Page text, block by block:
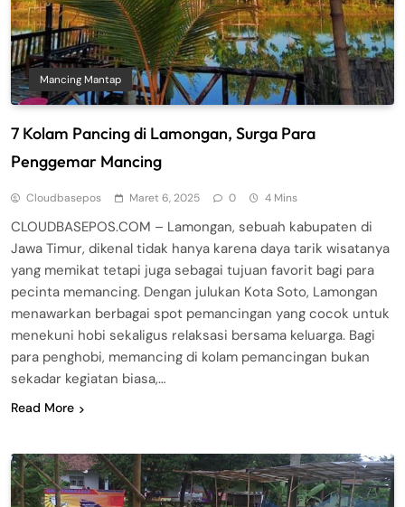
Mancing Mantap
7 Kolam Pancing di Lamongan, Surga Para
Penggemar Mancing
Cloudbasepos Maret 6, 2025 0 4 Mins
CLOUDBASEPOS.COM – Lamongan, sebuah kabupaten di
Jawa Timur, dikenal tidak hanya karena daya tarik wisatanya
yang memikat tetapi juga sebagai tujuan favorit bagi para
pecinta memancing. Dengan julukan Kota Soto, Lamongan
menawarkan berbagai spot pemancingan yang cocok untuk
menekuni hobi sekaligus relaksasi bersama keluarga. Bagi
para penghobi, memancing di kolam pemancingan bukan
sekadar kegiatan biasa,…
Read More